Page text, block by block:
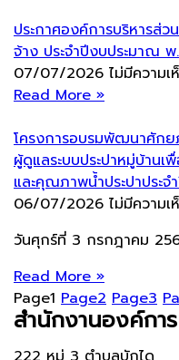
ประกาศองค์การบริหารส่
จ้าง ประจำปีงบประมาณ
07/07/2026 ไม่มีความเ
Read More »
โครงการอบรมพัฒนาศักย
ผู้ดูแลระบบประปาหมู่บ้านเ
และคุณภาพน้ำประปาประ
06/07/2026 ไม่มีความเ
วันศุกร์ที่ 3 กรกฎาคม
Read More »
Page1 Page2 Page3
สำนักงานองค์กา